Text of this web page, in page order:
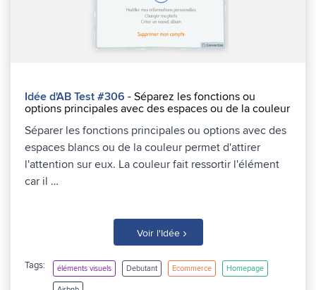
Idée d'AB Test #306 - Séparez les fonctions ou
options principales avec des espaces ou de la couleur
Séparer les fonctions principales ou options avec des
espaces blancs ou de la couleur permet d'attirer
l'attention sur eux. La couleur fait ressortir l'élément
car il …
Voir l'Idée ›
Tags: éléments visuels Debutant Ecommerce Homepage